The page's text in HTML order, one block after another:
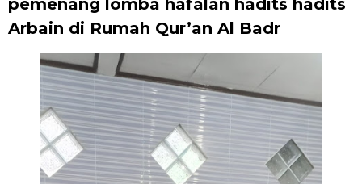
pemenang lomba hafalan hadits hadits
Arbain di Rumah Qur’an Al Badr